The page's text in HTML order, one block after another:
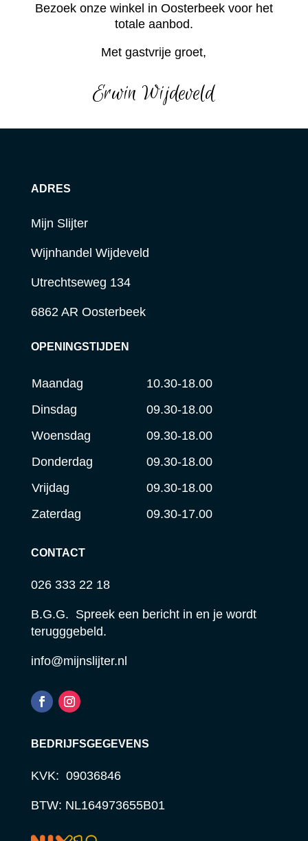
Bezoek onze winkel in Oosterbeek voor het
totale aanbod.
Met gastvrije groet,
Erwin Wijdeveld
ADRES
Mijn Slijter
Wijnhandel Wijdeveld
Utrechtseweg 134
6862 AR Oosterbeek
OPENINGSTIJDEN
Maandag
10.30-18.00
Dinsdag
09.30-18.00
Woensdag
09.30-18.00
Donderdag
09.30-18.00
Vrijdag
09.30-18.00
Zaterdag
09.30-17.00
CONTACT
026 333 22 18
B.G.G. Spreek een bericht in en je wordt
terugggebeld.
info@mijnslijter.nl
BEDRIJFSGEGEVENS
KVK: 09036846
BTW: NL164973655B01